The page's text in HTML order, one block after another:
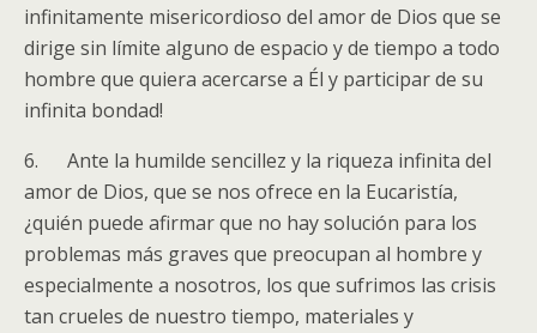
infinitamente misericordioso del amor de Dios que se
dirige sin límite alguno de espacio y de tiempo a todo
hombre que quiera acercarse a Él y participar de su
infinita bondad!
6. Ante la humilde sencillez y la riqueza infinita del
amor de Dios, que se nos ofrece en la Eucaristía,
¿quién puede afirmar que no hay solución para los
problemas más graves que preocupan al hombre y
especialmente a nosotros, los que sufrimos las crisis
tan crueles de nuestro tiempo, materiales y